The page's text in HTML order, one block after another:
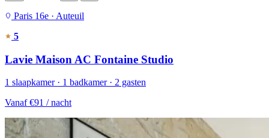
Paris 16e · Auteuil
5
Lavie Maison AC Fontaine Studio
1 slaapkamer · 1 badkamer · 2 gasten
Vanaf €91 / nacht